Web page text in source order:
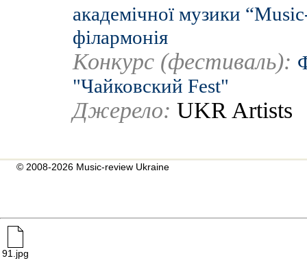
академічної музики
філармонія
Конкурс (фестиваль):
"Чайковский Fest"
Джерело: UKR Artists
© 2008-2026 Music-review Ukraine
91.jpg